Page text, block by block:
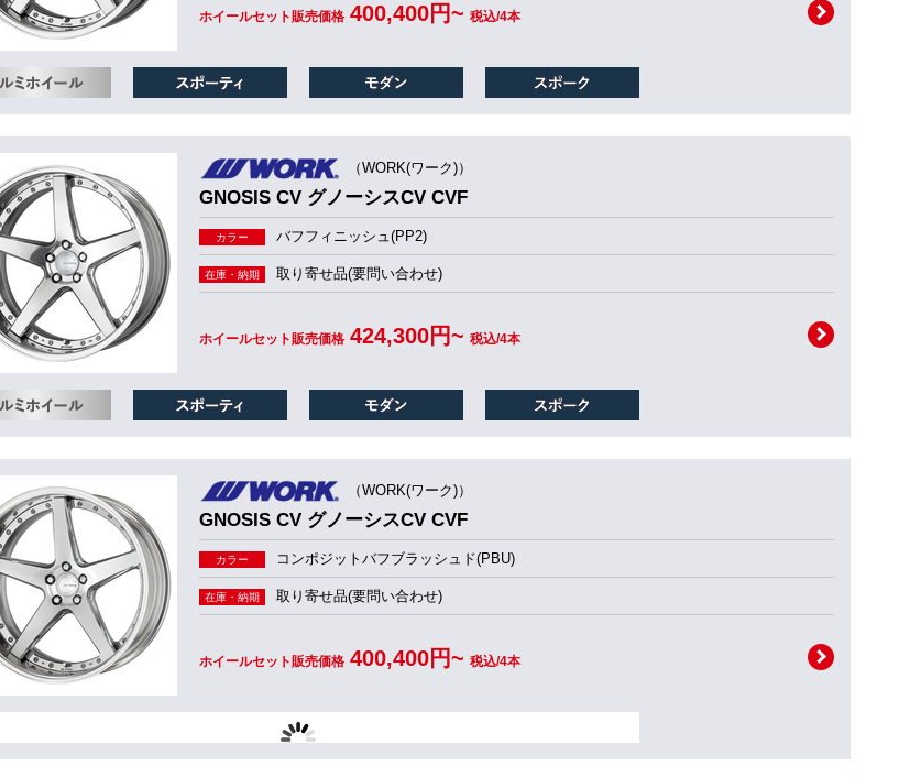
ホイールセット販売価格 400,400円~ 税込/4本
（WORK(ワーク)）
GNOSIS CV グノーシスCV CVF
カラー バフフィニッシュ(PP2)
在庫・納期 取り寄せ品(要問い合わせ)
ホイールセット販売価格 424,300円~ 税込/4本
（WORK(ワーク)）
GNOSIS CV グノーシスCV CVF
カラー コンポジットバフブラッシュド(PBU)
在庫・納期 取り寄せ品(要問い合わせ)
ホイールセット販売価格 400,400円~ 税込/4本